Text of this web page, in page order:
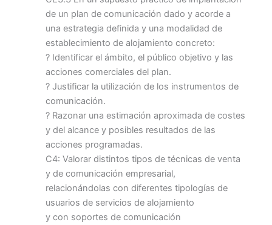
de un plan de comunicación dado y acorde a
una estrategia definida y una modalidad de
establecimiento de alojamiento concreto:
? Identificar el ámbito, el público objetivo y las
acciones comerciales del plan.
? Justificar la utilización de los instrumentos de
comunicación.
? Razonar una estimación aproximada de costes
y del alcance y posibles resultados de las
acciones programadas.
C4: Valorar distintos tipos de técnicas de venta
y de comunicación empresarial,
relacionándolas con diferentes tipologías de
usuarios de servicios de alojamiento
y con soportes de comunicación